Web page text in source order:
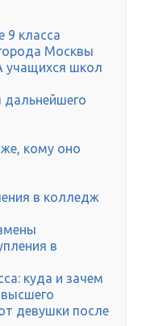
9 класса
Москвы
учащихся школ
дальнейшего
кому оно
в колледж
в
куда и зачем
девушки после